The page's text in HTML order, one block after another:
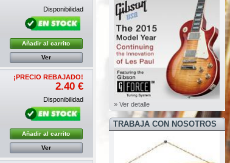
Disponibilidad
Añadir al carrito
Ver
¡PRECIO REBAJADO!
2.40 €
Disponibilidad
Añadir al carrito
Ver
» Ver detalle
TRABAJA CON NOSOTROS